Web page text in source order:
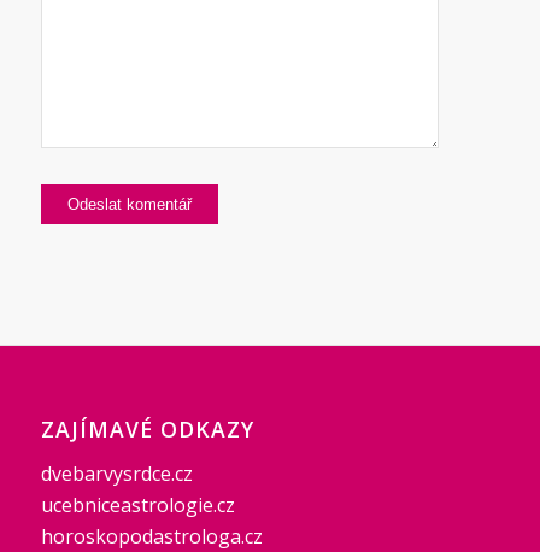
ZAJÍMAVÉ ODKAZY
dvebarvysrdce.cz
ucebniceastrologie.cz
horoskopodastrologa.cz